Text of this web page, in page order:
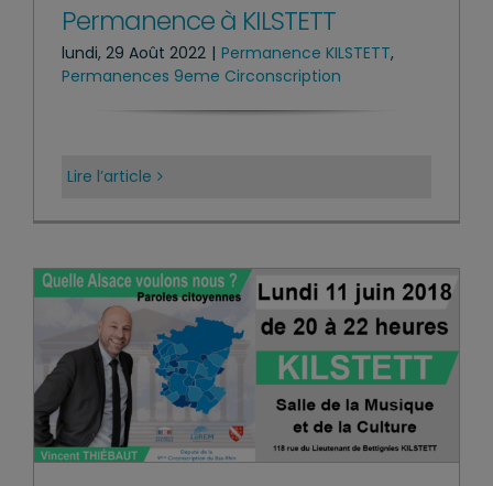
Permanence à KILSTETT
lundi, 29 Août 2022 | Permanence KILSTETT,
Permanences 9eme Circonscription
Lire l’article